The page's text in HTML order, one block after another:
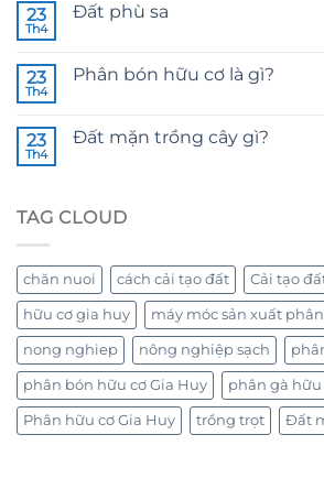
23
Th4
Đất phù sa
23
Th4
Phân bón hữu cơ là gì?
23
Th4
Đất mặn trồng cây gì?
TAG CLOUD
chăn nuoi cách cải tạo đất Cải tạo
hữu cơ gia huy máy móc sản xuất
nong nghiep nông nghiệp sạch
phân bón hữu cơ Gia Huy phân gà hữu
Phân hữu cơ Gia Huy trồng trọt Đất